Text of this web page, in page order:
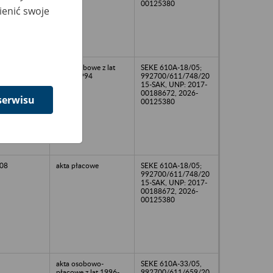
00125380
akta osobowe z lat
1988-1994
SEKE 610A-18/05;
992700/611/748/20
15-SAK, UNP: 2017-
00188672, 2026-
00125380
akta płacowe
SEKE 610A-18/05;
992700/611/748/20
15-SAK, UNP: 2017-
00188672, 2026-
00125380
akta osobowo-
SEKE 610A-33/05,
swoje